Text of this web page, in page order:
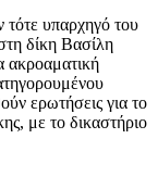
υπαρχηγό του
δίκη Βασίλη
ακροαματική
ερωτήσεις για το
με το δικαστήριο